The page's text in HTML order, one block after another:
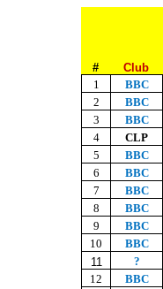
# Club
1
BBC
2
BBC
3
BBC
4
CLP
5
BBC
6
BBC
7
BBC
8
BBC
9
BBC
10
BBC
11
?
12
BBC